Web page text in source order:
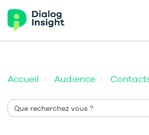
Accueil Audience